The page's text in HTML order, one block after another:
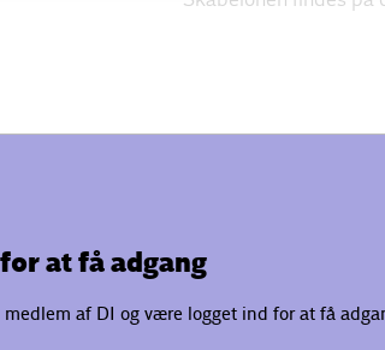
at få adgang
af DI og være logget ind for at få